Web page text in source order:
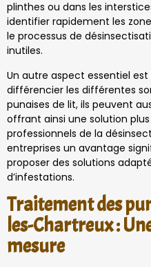
plinthes ou dans les
identifier rapidement les
le processus de
inutiles.
Un autre aspect essentiel
différencier les différentes
punaises de lit, ils peuvent
offrant ainsi une solution
professionnels de la
entreprises un avantage
proposer des solutions
d’infestations.
Traitement des
les-Chartreux :
mesure